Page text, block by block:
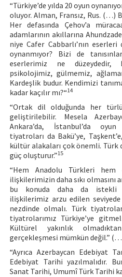
“Türkiye’de yılda 20 oyun
oluyor. Alman, Fransız, Rus. (…)
Her defasında Çehov’a
adamlarının akıllarına
niye Cafer Cabbarlı’nın eserleri
oynanmıyor? Bizi de
eserlerimiz ne düzeydedir,
psikolojimiz, gülmemiz,
Kardeşlik budur. Kendimizi
kadar kaçılır mı?“14
“Ortak dil olduğunda her
geliştirilebilir. Mesela
Ankara’da, İstanbul’da
tiyatroları da Bakü’ye,
kültür alakaları çok önemli. Türk
güç oluşturur.”15
“Hem Anadolu Türkleri hem
ilişkilerimizin daha sıkı olmasını
bu konuda daha da istekli
ilişkilerimiz arzu edilen
nezdinde olmalı. Türk
tiyatrolarımız Türkiye’ye
Kültürel yakınlık
gerçekleşmesi mümkün değil.”
“Ayrıca Azerbaycan Edebiyat
Edebiyat Tarihi yazılmalıdır.
Sanat Tarihi, Umumî Türk Tarihi